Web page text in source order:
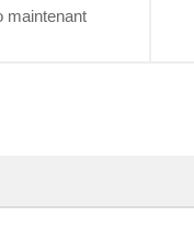
maintenant